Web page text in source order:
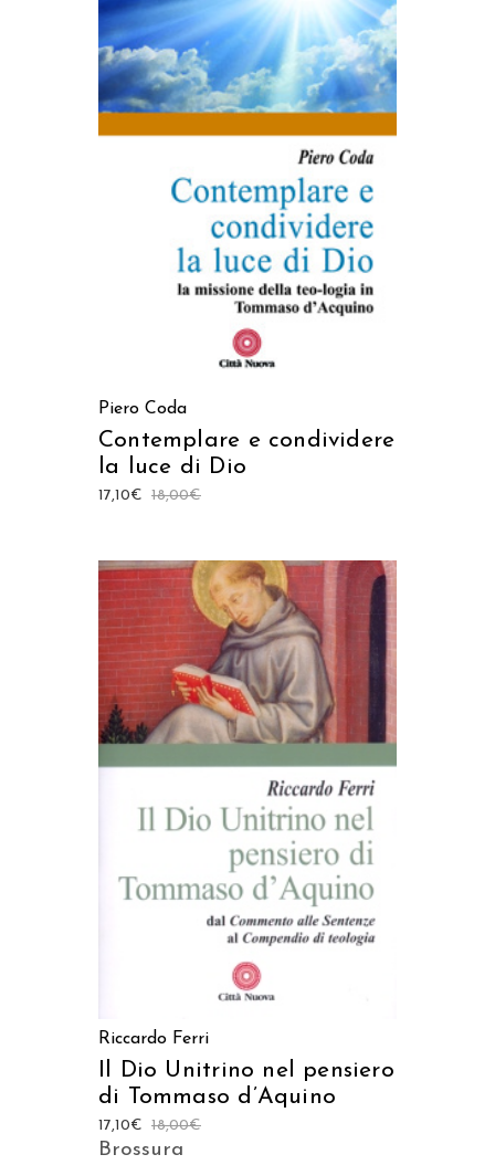
AGGIUNGI AL CARRELLO
Piero Coda
Contemplare e condividere
la luce di Dio
18,00€
17,10€
AGGIUNGI AL CARRELLO
Riccardo Ferri
Il Dio Unitrino nel pensiero
di Tommaso d’Aquino
18,00€
17,10€
Brossura